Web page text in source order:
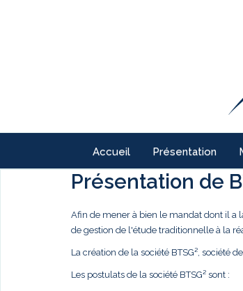
Accueil Présentation
Présentation de
Afin de mener à bien le mandat dont il a
de gestion de l'étude traditionnelle à la
La création de la société BTSG², société
Les postulats de la société BTSG² sont :